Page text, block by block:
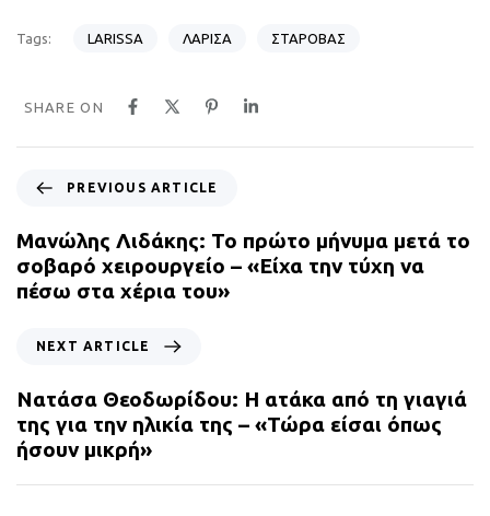
Tags: LARISSA ΛΑΡΙΣΑ ΣΤΑΡΟΒΑΣ
SHARE ON
e
v
i
o
r
t
i
c
PREVIOUS ARTICLE
Μανώλης Λιδάκης: Το πρώτο μήνυμα μετά το
σοβαρό χειρουργείο – «Είχα την τύχη να
πέσω στα χέρια του»
x
t
A
r
t
NEXT ARTICLE
Νατάσα Θεοδωρίδου: Η ατάκα από τη γιαγιά
της για την ηλικία της – «Τώρα είσαι όπως
ήσουν μικρή»